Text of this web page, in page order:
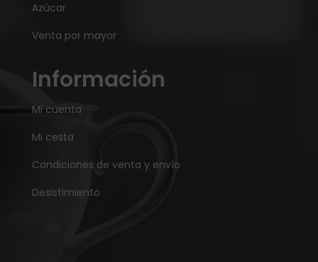
Azúcar
Venta por mayor
Información
Mi cuenta
Mi cesta
Condiciones de venta y envío
Desistimiento